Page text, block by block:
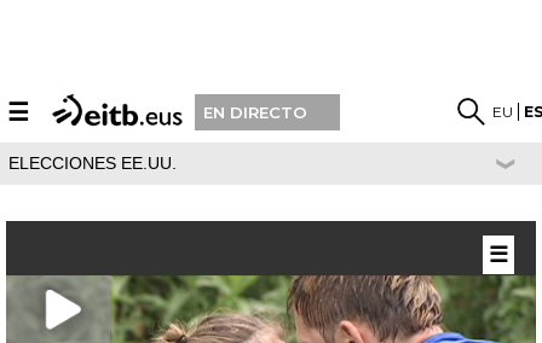
☰ EN DIRECTO EU
ELECCIONES EE.UU.
☰